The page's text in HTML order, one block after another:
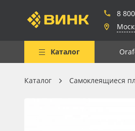
8
Каталог
Весь каталог
Каталог Самоклеящиеся